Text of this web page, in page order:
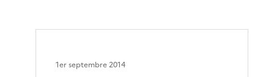
1er septembre 2014